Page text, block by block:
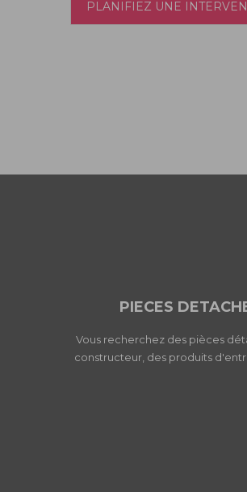
PLANIFIEZ UNE
PIECES
Vous recherchez des pièces
constructeur, des produits